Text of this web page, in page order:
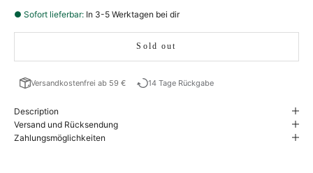
● Sofort lieferbar: In 3-5 Werktagen bei dir
Sold out
Versandkostenfrei ab 59 € 14 Tage Rückgabe
Description
Versand und Rücksendung
Zahlungsmöglichkeiten